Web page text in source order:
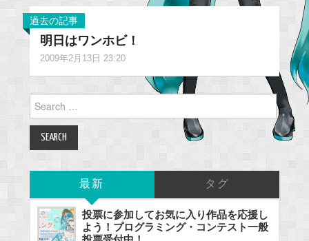
過去の記事
明日はワンホビ！
2009年2月13日 23:20
Search
for:
最新 タグ
投票に参加してお気に入り作品を応援し
よう！プログラミング・コンテスト一般